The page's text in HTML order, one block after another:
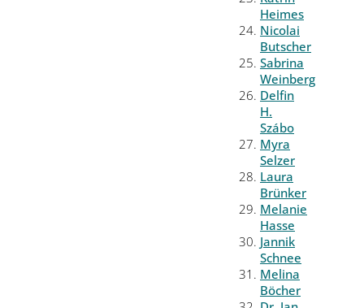
Heimes
Nicolai
Butscher
Sabrina
Weinberg
Delfin
H.
Szábo
Myra
Selzer
Laura
Brünker
Melanie
Hasse
Jannik
Schnee
Melina
Böcher